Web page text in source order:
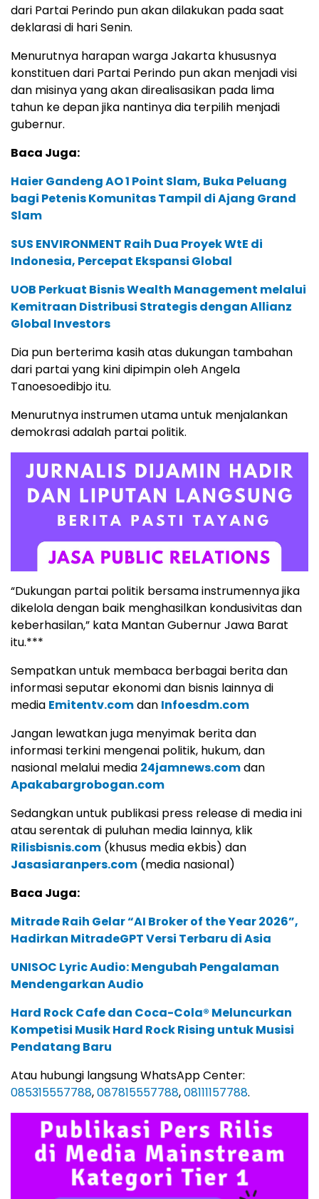
dari Partai Perindo pun akan dilakukan pada saat
deklarasi di hari Senin.
Menurutnya harapan warga Jakarta khususnya
konstituen dari Partai Perindo pun akan menjadi visi
dan misinya yang akan direalisasikan pada lima
tahun ke depan jika nantinya dia terpilih menjadi
gubernur.
Baca Juga:
Haier Gandeng AO 1 Point Slam, Buka Peluang
bagi Petenis Komunitas Tampil di Ajang Grand
Slam
SUS ENVIRONMENT Raih Dua Proyek WtE di
Indonesia, Percepat Ekspansi Global
UOB Perkuat Bisnis Wealth Management melalui
Kemitraan Distribusi Strategis dengan Allianz
Global Investors
Dia pun berterima kasih atas dukungan tambahan
dari partai yang kini dipimpin oleh Angela
Tanoesoedibjo itu.
Menurutnya instrumen utama untuk menjalankan
demokrasi adalah partai politik.
“Dukungan partai politik bersama instrumennya jika
dikelola dengan baik menghasilkan kondusivitas dan
keberhasilan,” kata Mantan Gubernur Jawa Barat
itu.***
Sempatkan untuk membaca berbagai berita dan
informasi seputar ekonomi dan bisnis lainnya di
media Emitentv.comdan Infoesdm.com
Jangan lewatkan juga menyimak berita dan
informasi terkini mengenai politik, hukum, dan
nasional melalui media 24jamnews.comdan
Apakabargrobogan.com
Sedangkan untuk publikasi press release di media ini
atau serentak di puluhan media lainnya, klik
Rilisbisnis.com (khusus media ekbis) dan
Jasasiaranpers.com (media nasional)
Baca Juga:
Mitrade Raih Gelar “AI Broker of the Year 2026”,
Hadirkan MitradeGPT Versi Terbaru di Asia
UNISOC Lyric Audio: Mengubah Pengalaman
Mendengarkan Audio
Hard Rock Cafe dan Coca-Cola® Meluncurkan
Kompetisi Musik Hard Rock Rising untuk Musisi
Pendatang Baru
Atau hubungi langsung WhatsApp Center:
085315557788,087815557788,08111157788.